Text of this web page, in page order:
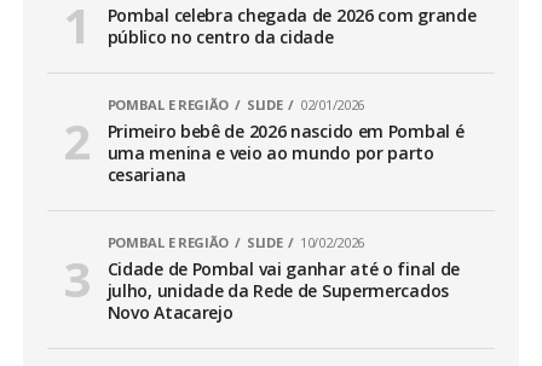
Pombal celebra chegada de 2026 com grande
público no centro da cidade
POMBAL E REGIÃO SLIDE 02/01/2026
Primeiro bebê de 2026 nascido em Pombal é
uma menina e veio ao mundo por parto
cesariana
POMBAL E REGIÃO SLIDE 10/02/2026
Cidade de Pombal vai ganhar até o final de
julho, unidade da Rede de Supermercados
Novo Atacarejo